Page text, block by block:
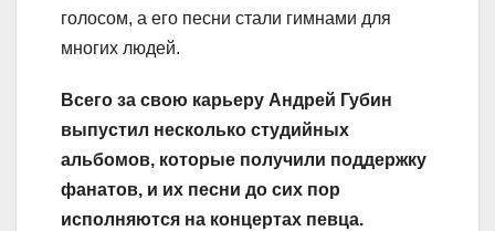
голосом, а его песни стали гимнами для
многих людей.
Всего за свою карьеру Андрей Губин
выпустил несколько студийных
альбомов, которые получили поддержку
фанатов, и их песни до сих пор
исполняются на концертах певца.